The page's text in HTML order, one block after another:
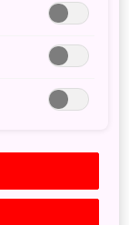
遊覽區內有多
光遊等等，還
中取出的珍珠
牛排、佐世保
節也值得推